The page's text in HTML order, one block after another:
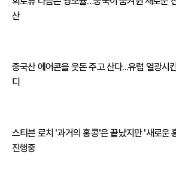
산
중국산 에어콘을 웃돈 주고 산다...유럽 열광시
디
스티븐 로치 '과거의 홍콩'은 끝났지만 '새로운
진행중